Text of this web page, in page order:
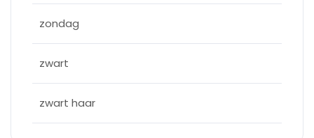
zondag
zwart
zwart haar